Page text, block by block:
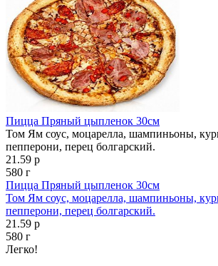
Пицца Пряный цыпленок 30см
Том Ям соус, моцарелла, шампиньоны,
пепперони, перец болгарский.
21.59 р
580 г
Пицца Пряный цыпленок 30см
Том Ям соус, моцарелла, шампиньоны,
пепперони, перец болгарский.
21.59 р
580 г
Легко!